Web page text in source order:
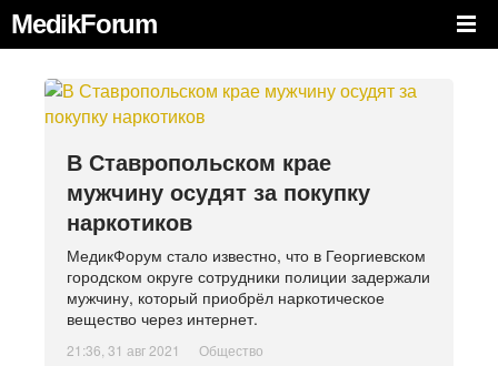
MedikForum
В Ставропольском крае
мужчину осудят за покупку
наркотиков
МедикФорум стало известно, что в Георгиевском
городском округе сотрудники полиции задержали
мужчину, который приобрёл наркотическое
вещество через интернет.
21:36, 31 авг 2021 Общество